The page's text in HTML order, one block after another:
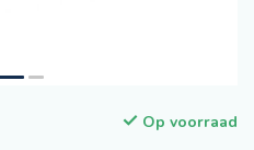
Op voorraad